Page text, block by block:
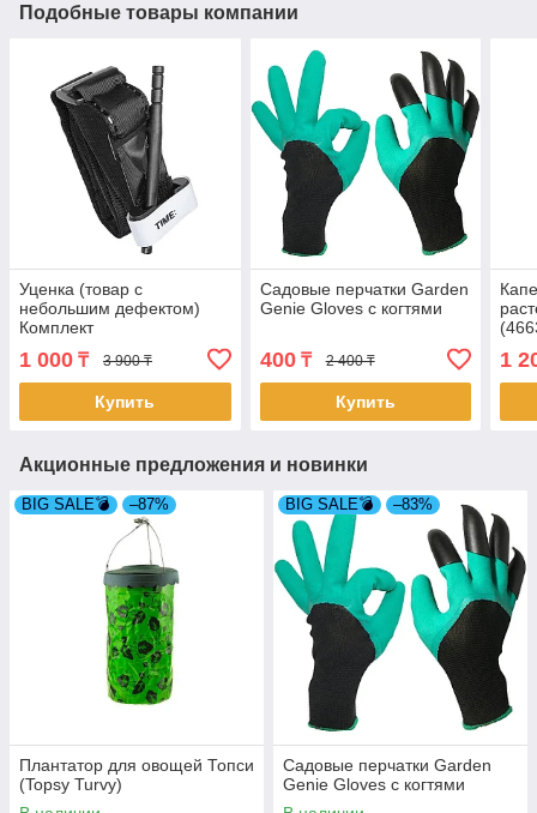
Подобные товары компании
Уценка (товар с
небольшим дефектом)
Комплект
кровоостанавливающий
жгут турникет и ножницы в
чехле
1 000 ₸ 3 900 ₸
Купить
Садовые перчатки Garden
Genie Gloves с когтями
400₸ 2 400 ₸
Купить
1
Акционные предложения и новинки
BIG SALE💣 –87%
Плантатор для овощей Топси
(Topsy Turvy)
BIG SALE💣 –83%
Садовые перчатки Garden
Genie Gloves с когтями